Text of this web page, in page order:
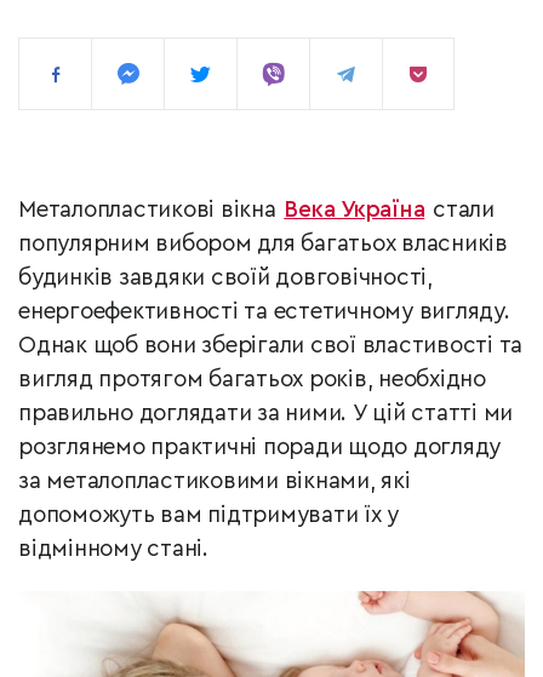
Металопластикові вікна Века Україна стали
популярним вибором для багатьох власників
будинків завдяки своїй довговічності,
енергоефективності та естетичному вигляду.
Однак щоб вони зберігали свої властивості та
вигляд протягом багатьох років, необхідно
правильно доглядати за ними. У цій статті ми
розглянемо практичні поради щодо догляду
за металопластиковими вікнами, які
допоможуть вам підтримувати їх у
відмінному стані.